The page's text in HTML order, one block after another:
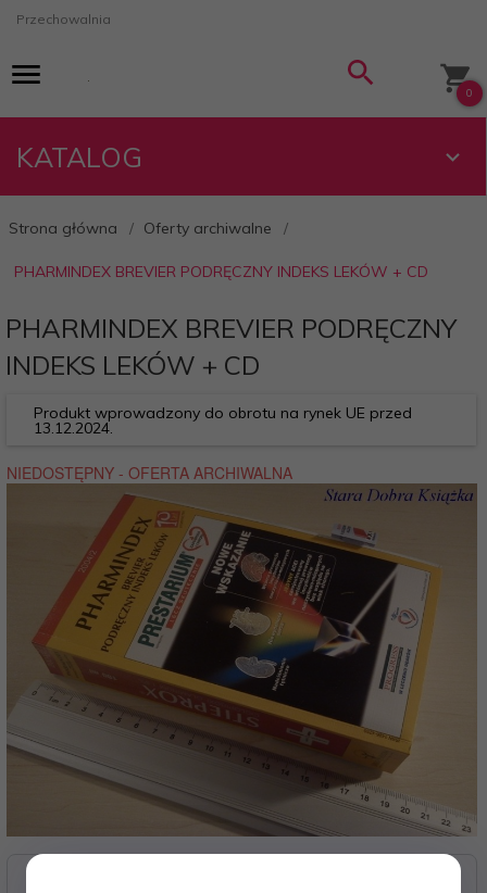
Przechowalnia
0
KATALOG
Strona główna Oferty archiwalne
PHARMINDEX BREVIER PODRĘCZNY INDEKS LEKÓW + CD
PHARMINDEX BREVIER PODRĘCZNY
INDEKS LEKÓW + CD
Produkt wprowadzony do obrotu na rynek UE przed
13.12.2024.